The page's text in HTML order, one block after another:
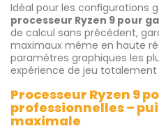
Idéal pour les configurations
processeur Ryzen 9 pour
de calcul sans précédent,
maximaux même en haute
paramètres graphiques les
expérience de jeu
Processeur Ryzen 9
professionnelles –
maximale